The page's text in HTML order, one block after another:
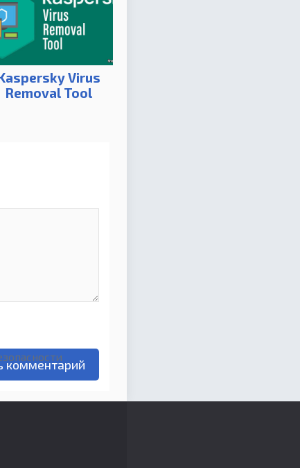
Virus
Removal Tool